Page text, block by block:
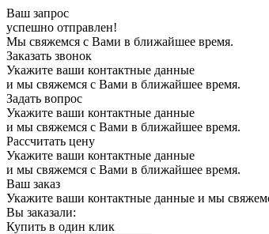
Ваш запрос
успешно отправлен!
Мы свяжемся с Вами в ближайшее время.
Заказать звонок
Укажите ваши контактные данные
и мы свяжемся с Вами в ближайшее время.
Задать вопрос
Укажите ваши контактные данные
и мы свяжемся с Вами в ближайшее время.
Рассчитать цену
Укажите ваши контактные данные
и мы свяжемся с Вами в ближайшее время.
Ваш заказ
Укажите ваши контактные данные и мы
Вы заказали:
Купить в один клик